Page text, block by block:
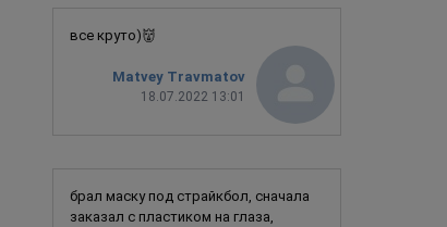
Matvey Travmatov
18.07.2022 13:01
все круто)👹
брал маску под страйкбол, сначала
заказал с пластиком на глаза,